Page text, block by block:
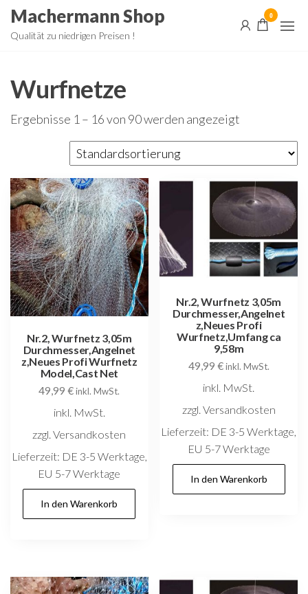
ZumMachermann Shop
Qualität zu niedrigen Preisen !
0
Wurfnetze
Ergebnisse 1 – 16 von 90 werden angezeigt
Nr.2, Wurfnetz 3,05m
Durchmesser,Angelnet
z,Neues Profi Wurfnetz
Model,Cast Net
49,99€ inkl. MwSt.
inkl. MwSt.
zzgl. Versandkosten
Lieferzeit: DE 3-5 Werktage,
EU 5-7 Werktage
In den Warenkorb
Nr.2, Wurfnetz 3,05m
Durchmesser,Angelnet
z,Neues Profi
Wurfnetz,Umfang ca
9,58m
49,99 € inkl. MwSt.
inkl. MwSt.
zzgl. Versandkosten
Lieferzeit: DE 3-5 Werktage,
EU 5-7 Werktage
In den Warenkorb